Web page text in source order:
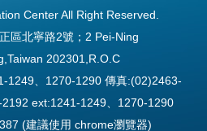
Center All Right Reserved.
區北寧路2號；2 Pei-Ning
202301,R.O.C
1249、1270-1290 傳真:(02)2463-
ext:1241-1249、1270-1290
(建議使用 chrome瀏覽器)